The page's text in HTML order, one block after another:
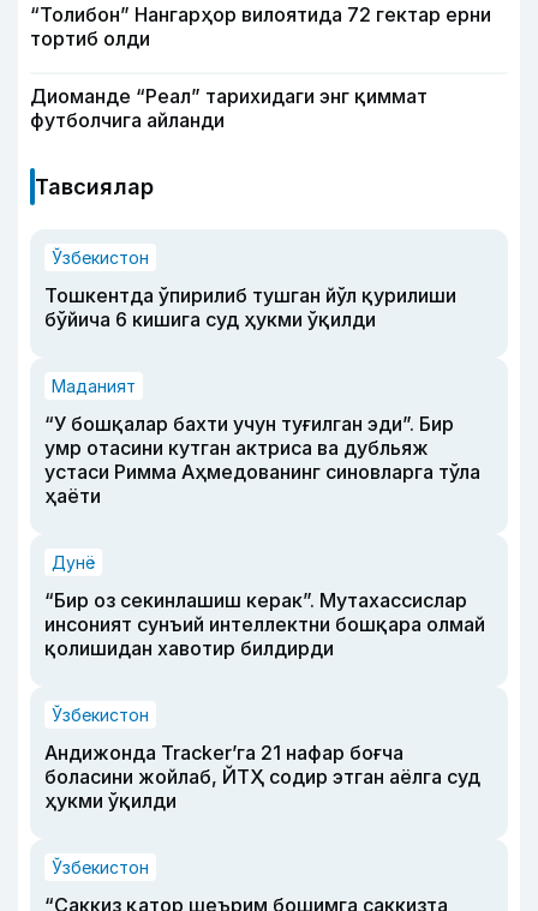
“Толибон” Нангарҳор вилоятида 72 гектар ерни
тортиб олди
Диоманде “Реал” тарихидаги энг қиммат
футболчига айланди
Тавсиялар
Ўзбекистон
Тошкентда ўпирилиб тушган йўл қурилиши
бўйича 6 кишига суд ҳукми ўқилди
Маданият
“У бошқалар бахти учун туғилган эди”. Бир
умр отасини кутган актриса ва дубльяж
устаси Римма Аҳмедованинг синовларга тўла
ҳаёти
Дунё
“Бир оз секинлашиш керак”. Мутахассислар
инсоният сунъий интеллектни бошқара олмай
қолишидан хавотир билдирди
Ўзбекистон
Андижонда Tracker’га 21 нафар боғча
боласини жойлаб, ЙТҲ содир этган аёлга суд
ҳукми ўқилди
Ўзбекистон
“Саккиз қатор шеърим бошимга саккизта